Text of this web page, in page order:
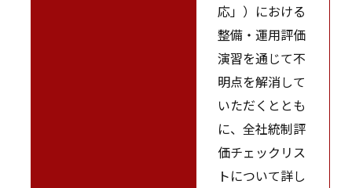
応」）における
整備・運用評価
演習を通じて不
明点を解消して
いただくととも
に、全社統制評
価チェックリス
トについて詳し